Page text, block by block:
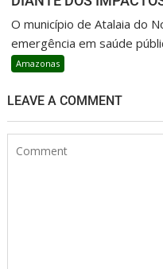
O município de Atalaia do
emergência em saúde
Amazonas
LEAVE A COMMENT